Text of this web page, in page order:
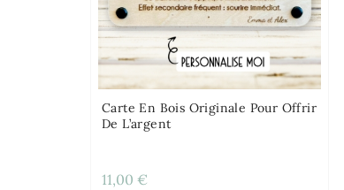
Carte En Bois Originale Pour Offrir
De L’argent
11,00 €